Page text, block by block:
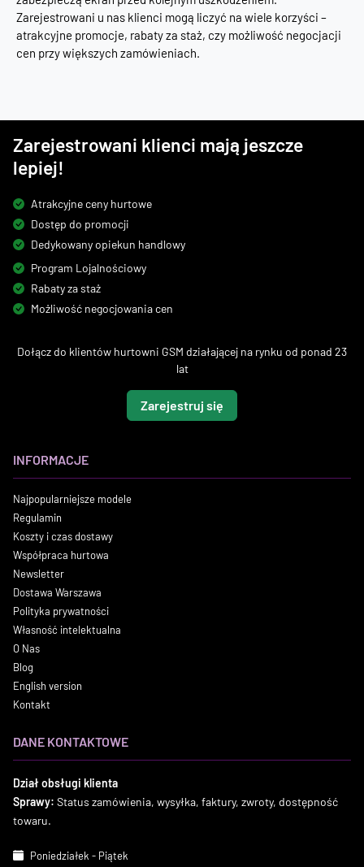
Zarejestrowani u nas klienci mogą liczyć na wiele korzyści –
atrakcyjne promocje, rabaty za staż, czy możliwość negocjacji
cen przy większych zamówieniach.
Zarejestrowani klienci mają jeszcze
lepiej!
Atrakcyjne ceny hurtowe
Dostęp do promocji
Dedykowany opiekun handlowy
Program Lojalnościowy
Rabaty za staż
Możliwość negocjowania cen
Dołącz do klientów hurtowni GSM działającej na rynku od ponad 23
lat
Zarejestruj się
INFORMACJE
Najpopularniejsze modele
Regulamin
Koszty i czas dostawy
Współpraca hurtowa
Newsletter
Dostawa Warszawa
Polityka prywatności
Własność intelektualna
O Nas
Blog
English version
Kontakt
DANE KONTAKTOWE
Dział obsługi klienta
Sprawy: Status zamówienia, wysyłka, faktury, zwroty, dostępność
towaru.
Poniedziałek - Piątek